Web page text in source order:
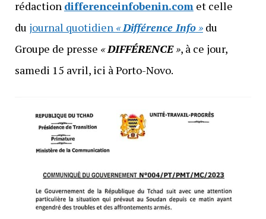
rédaction differenceinfobenin.comet celle
du journal quotidien «Différence Info»du
Groupe de presse «DIFFÉRENCE», à ce jour,
samedi 15 avril, ici à Porto-Novo.